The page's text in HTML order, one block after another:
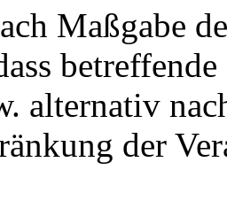
Maßgabe
alternativ
der